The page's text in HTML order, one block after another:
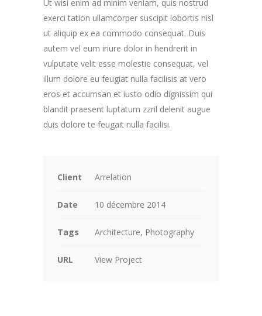
Ut wisi enim ad minim veniam, quis nostrud
exerci tation ullamcorper suscipit lobortis nisl
ut aliquip ex ea commodo consequat. Duis
autem vel eum iriure dolor in hendrerit in
vulputate velit esse molestie consequat, vel
illum dolore eu feugiat nulla facilisis at vero
eros et accumsan et iusto odio dignissim qui
blandit praesent luptatum zzril delenit augue
duis dolore te feugait nulla facilisi.
Client Arrelation
Date 10 décembre 2014
Tags Architecture, Photography
URL View Project